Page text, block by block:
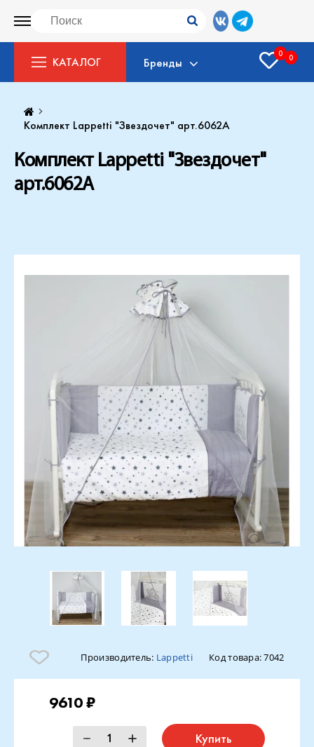
КАТАЛОГ Бренды
0 0
Комплект Lappetti "Звездочет" арт.6062А
Комплект Lappetti "Звездочет"
арт.6062А
Производитель: Lappetti Код товара:7042
9610 ₽
Купить